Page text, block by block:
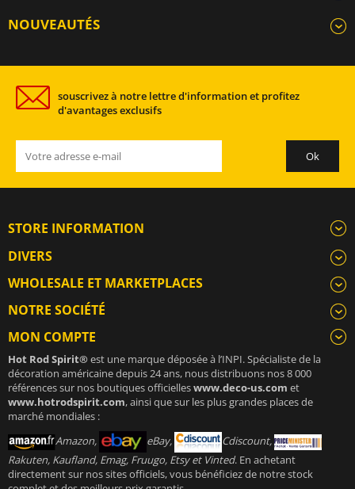
NOUVEAUTÉS
souscrivez à notre lettre d'information et profitez
d'avantages exclusifs
STORE INFORMATION
DIVERS
WHOLESALE ET MARKETPLACES
NOTRE SOCIÉTÉ
MON COMPTE
Hot Rod Spirit®est une marque déposée à l’INPI. Spécialiste de la
décoration américaine depuis 24 ans, nous distribuons nos 8 000
références sur nos boutiques officielleswww.deco-us.com et
www.hotrodspirit.com, ainsi que sur les plus grandes places de
marché mondiales :
Amazon,
eBay,
Cdiscount,
Rakuten, Kaufland, Emag, Fruugo, Etsy et Vinted. En achetant
directement sur nos sites officiels, vous bénéficiez de notre stock